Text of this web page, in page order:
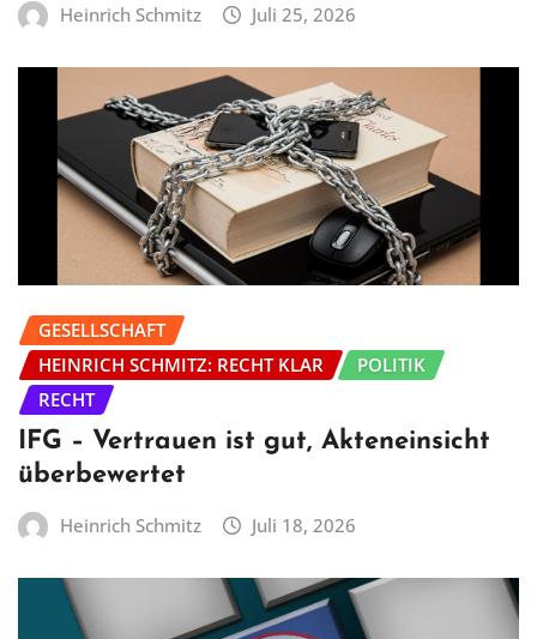
Heinrich Schmitz Juli 25, 2026
GESELLSCHAFT
HEINRICH SCHMITZ: RECHT KLAR
POLITIK
RECHT
IFG – Vertrauen ist gut, Akteneinsicht
überbewertet
Heinrich Schmitz Juli 18, 2026